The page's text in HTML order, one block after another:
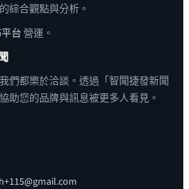
綜合觀點與分析。
台 營運。
們都樂於洽談。透過「智聞捷發新聞
助您的品牌與訊息被更多人看見。